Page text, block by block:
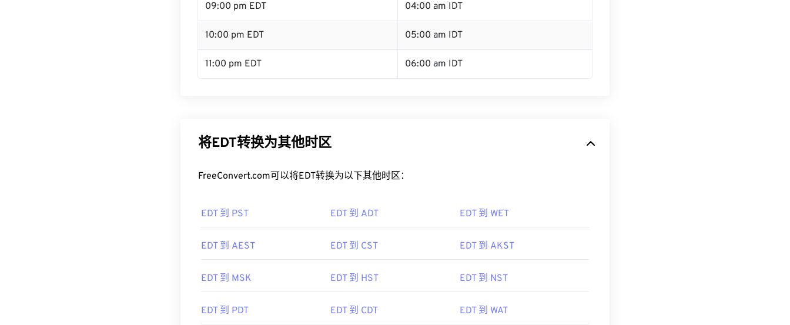
09:00 pm EDT 04:00 am IDT
10:00 pm EDT 05:00 am IDT
11:00 pm EDT 06:00 am IDT
将EDT转换为其他时区
FreeConvert.com可以将EDT转换为以下其他时区：
EDT 到 PST EDT 到 ADT EDT 到 WET
EDT 到 AEST EDT 到 CST EDT 到 AKST
EDT 到 MSK EDT 到 HST EDT 到 NST
EDT 到 PDT EDT 到 CDT EDT 到 WAT